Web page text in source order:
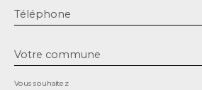
Téléphone
Votre commune
Vous souhaitez